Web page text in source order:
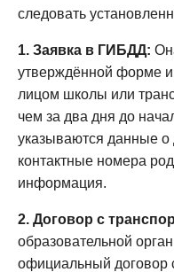
следовать
1. Заявка в ГИБДД:
утверждённой форме и
лицом школы или
чем за два дня до
указываются данные о
контактные номера
информация.
2. Договор с
образовательной
официальный договор